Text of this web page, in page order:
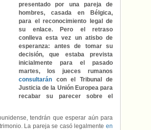
presentado por una pareja de
hombres, casada en Bélgica,
para el reconocimiento legal de
su enlace. Pero el retraso
conlleva esta vez un atisbo de
esperanza: antes de tomar su
decisión, que estaba prevista
inicialmente para el pasado
martes, los jueces rumanos
consultarán con el Tribunal de
Justicia de la Unión Europea para
recabar su parecer sobre el
tendrán que esperar aún para
La pareja se casó legalmente en